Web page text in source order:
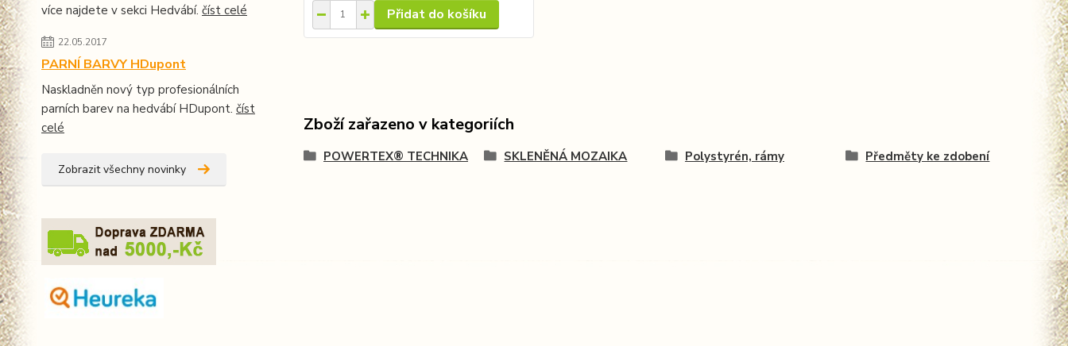
více najdete v sekci Hedvábí. číst celé
22.05.2017
PARNÍ BARVY HDupont
Naskladněn nový typ profesionálních
parních barev na hedvábí HDupont. číst
celé
Zobrazit všechny novinky
Přidat do košíku
Zboží zařazeno v kategoriích
POWERTEX® TECHNIKA SKLENĚNÁ MOZAIKA Polystyrén, rámy Předměty ke zdobení